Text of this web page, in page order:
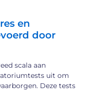
en
door
scala aan
uit om
Deze tests